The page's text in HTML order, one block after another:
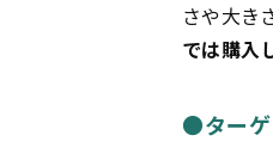
さや大き
では購入
●ターゲ